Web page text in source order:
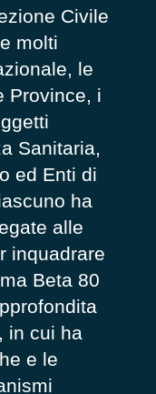
Civile
molti
le
Province, i
Sanitaria,
ed Enti di
ha
alle
inquadrare
Beta 80
in cui ha
e le